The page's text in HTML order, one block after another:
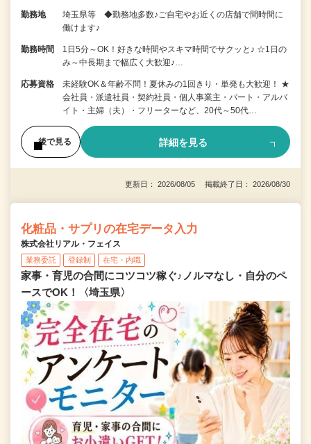
勤務地
埼玉県等 ◆勤務地多数♪ご自宅やお近くの店舗で間時間に
働けます♪
勤務時間
1日5分～OK！好きな時間やスキマ時間でサクッと♪ ☆1日の
み～中長期まで幅広く大歓迎♪…
応募資格
未経験OK＆年齢不問！夏休みの1回きり・単発も大歓迎！ ★
会社員・派遣社員・契約社員・個人事業主・パート・アルバ
イト・主婦（夫）・フリーターなど、20代～50代…
後で見る 詳細を見る
更新日： 2026/08/05 掲載終了日： 2026/08/30
化粧品・サプリの在宅データ入力
株式会社リアル・フェイス
業務委託 登録制 在宅・内職
家事・育児の合間にコツコツ稼ぐ♪ノルマなし・自分のペ
ースでOK！〈埼玉県〉